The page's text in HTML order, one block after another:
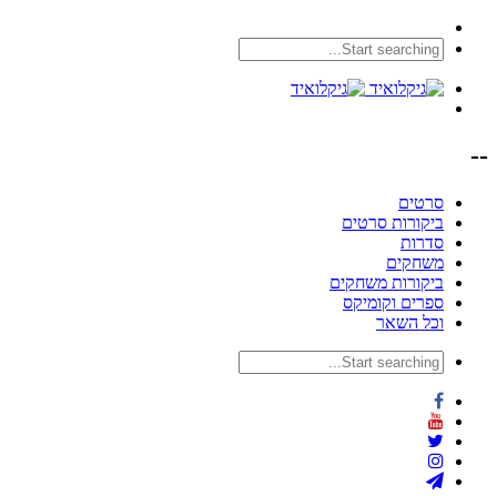
--
סרטים
ביקורות סרטים
סדרות
משחקים
ביקורות משחקים
ספרים וקומיקס
וכל השאר